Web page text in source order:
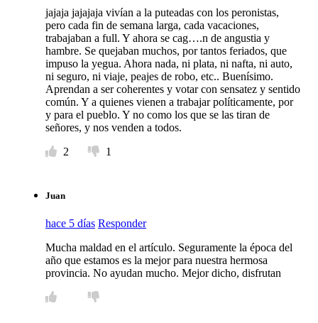
jajaja jajajaja vivían a la puteadas con los peronistas,
pero cada fin de semana larga, cada vacaciones,
trabajaban a full. Y ahora se cag….n de angustia y
hambre. Se quejaban muchos, por tantos feriados, que
impuso la yegua. Ahora nada, ni plata, ni nafta, ni auto,
ni seguro, ni viaje, peajes de robo, etc.. Buenísimo.
Aprendan a ser coherentes y votar con sensatez y sentido
común. Y a quienes vienen a trabajar políticamente, por
y para el pueblo. Y no como los que se las tiran de
señores, y nos venden a todos.
2
1
Juan
hace 5 días Responder
Mucha maldad en el artículo. Seguramente la época del
año que estamos es la mejor para nuestra hermosa
provincia. No ayudan mucho. Mejor dicho, disfrutan